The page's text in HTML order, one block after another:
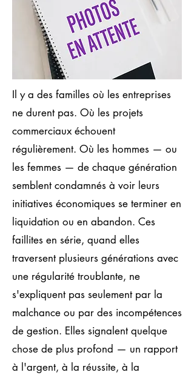
Il y a des familles où les entreprises
ne durent pas. Où les projets
commerciaux échouent
régulièrement. Où les hommes — ou
les femmes — de chaque génération
semblent condamnés à voir leurs
initiatives économiques se terminer en
liquidation ou en abandon. Ces
faillites en série, quand elles
traversent plusieurs générations avec
une régularité troublante, ne
s'expliquent pas seulement par la
malchance ou par des incompétences
de gestion. Elles signalent quelque
chose de plus profond — un rapport
à l'argent, à la réussite, à la